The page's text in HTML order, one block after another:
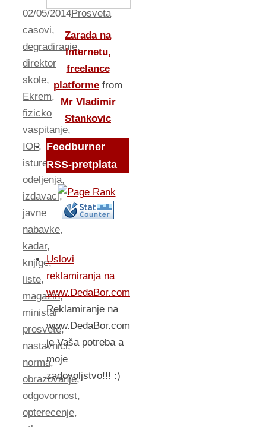
02/05/2014Prosveta
casovi,
degradiranje,
direktor
skole,
Ekrem,
fizicko
vaspitanje,
IOP,
isturena
odeljenja,
izdavaci,
javne
nabavke,
kadar,
knjige,
liste,
magazin,
ministar
prosvete,
nastavnici,
norma,
obrazovanje,
odgovornost,
opterecenje,
Zarada na
Internetu,
freelance
platforme from
Mr Vladimir
Stankovic
Feedburner
RSS-pretplata
Uslovi
reklamiranja na
www.DedaBor.com
Reklamiranje na
www.DedaBor.com
je Vaša potreba a
moje
zadovoljstvo!!! :)